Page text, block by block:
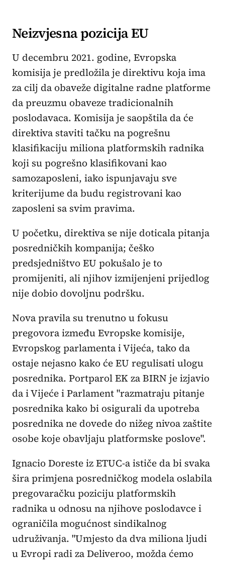
Neizvjesna pozicija EU
U decembru 2021. godine, Evropska
komisija je predložila je direktivu koja ima
za cilj da obaveže digitalne radne platforme
da preuzmu obaveze tradicionalnih
poslodavaca. Komisija je saopštila da će
direktiva staviti tačku na pogrešnu
klasifikaciju miliona platformskih radnika
koji su pogrešno klasifikovani kao
samozaposleni, iako ispunjavaju sve
kriterijume da budu registrovani kao
zaposleni sa svim pravima.
U početku, direktiva se nije doticala pitanja
posredničkih kompanija; češko
predsjedništvo EU pokušalo je to
promijeniti, ali njihov izmijenjeni prijedlog
nije dobio dovoljnu podršku.
Nova pravila su trenutno u fokusu
pregovora između Evropske komisije,
Evropskog parlamenta i Vijeća, tako da
ostaje nejasno kako će EU regulisati ulogu
posrednika. Portparol EK za BIRN je izjavio
da i Vijeće i Parlament "razmatraju pitanje
posrednika kako bi osigurali da upotreba
posrednika ne dovede do nižeg nivoa zaštite
osobe koje obavljaju platformske poslove".
Ignacio Doreste iz ETUC-a ističe da bi svaka
šira primjena posredničkog modela oslabila
pregovaračku poziciju platformskih
radnika u odnosu na njihove poslodavce i
ograničila mogućnost sindikalnog
udruživanja. "Umjesto da dva miliona ljudi
u Evropi radi za Deliveroo, možda ćemo